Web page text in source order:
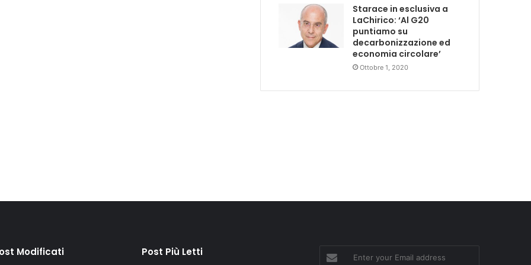
Starace in esclusiva a
LaChirico: ‘Al G20
puntiamo su
decarbonizzazione ed
economia circolare’
Ottobre 1, 2020
Modificati Post Più Letti
Enter